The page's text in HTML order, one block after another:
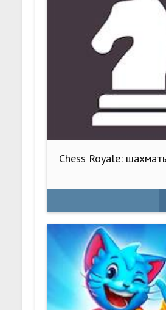
Chess Royale: